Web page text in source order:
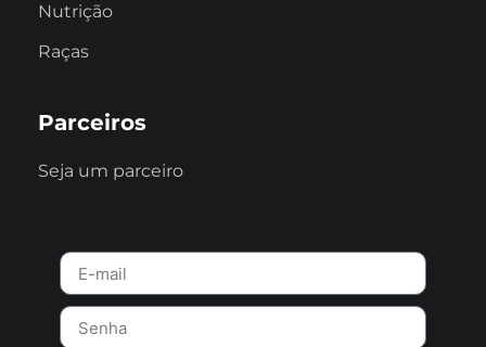
Nutrição
Raças
Parceiros
Seja um parceiro